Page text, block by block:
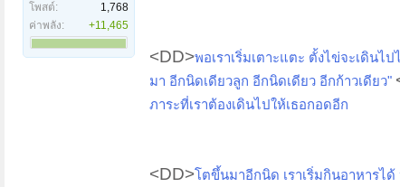
โพสต์:
1,768
ค่าพลัง:
+11,465
<DD>พอเราเริ่มเตาะแตะ ตั้งไข่จะเดินไ
มา อีกนิดเดียวลูก อีกนิดเดียว อีกก้าวเดียว"
ภาระที่เราต้องเดินไปให้เธอกอดอีก
<DD>โตขึ้นมาอีกนิด เราเริ่มกินอาหารได้